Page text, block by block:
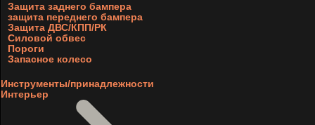
Защита заднего бампера
защита переднего бампера
Защита ДВС/КПП/РК
Силовой обвес
Пороги
Запасное колесо
Инструменты/принадлежности
Интерьер